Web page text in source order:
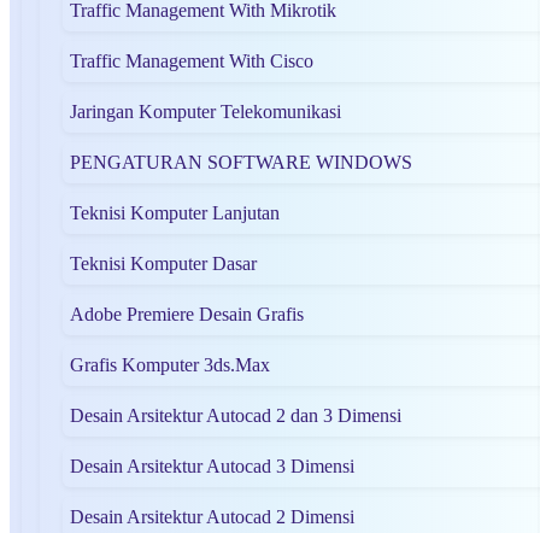
Traffic Management With Mikrotik
Traffic Management With Cisco
Jaringan Komputer Telekomunikasi
PENGATURAN SOFTWARE WINDOWS
Teknisi Komputer Lanjutan
Teknisi Komputer Dasar
Adobe Premiere Desain Grafis
Grafis Komputer 3ds.Max
Desain Arsitektur Autocad 2 dan 3 Dimensi
Desain Arsitektur Autocad 3 Dimensi
Desain Arsitektur Autocad 2 Dimensi